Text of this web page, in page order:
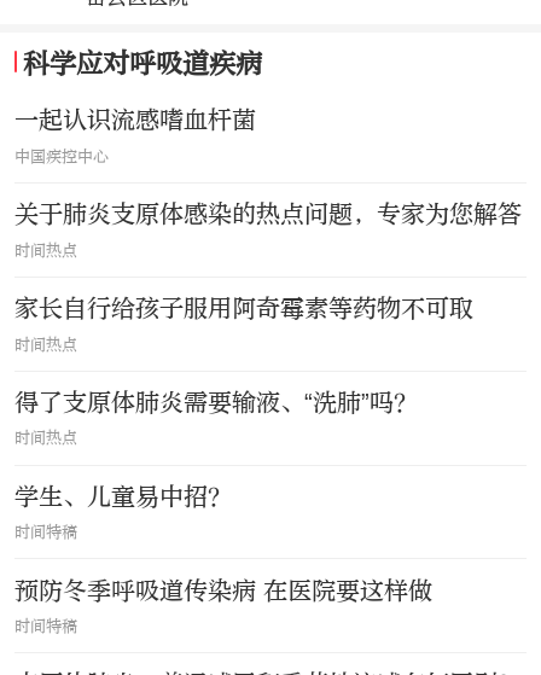
科学应对呼吸道疾病
一起认识流感嗜血杆菌
中国疾控中心
关于肺炎支原体感染的热点问题，专家为您解答
时间热点
家长自行给孩子服用阿奇霉素等药物不可取
时间热点
得了支原体肺炎需要输液、“洗肺”吗？
时间热点
学生、儿童易中招？
时间特稿
预防冬季呼吸道传染病 在医院要这样做
时间特稿